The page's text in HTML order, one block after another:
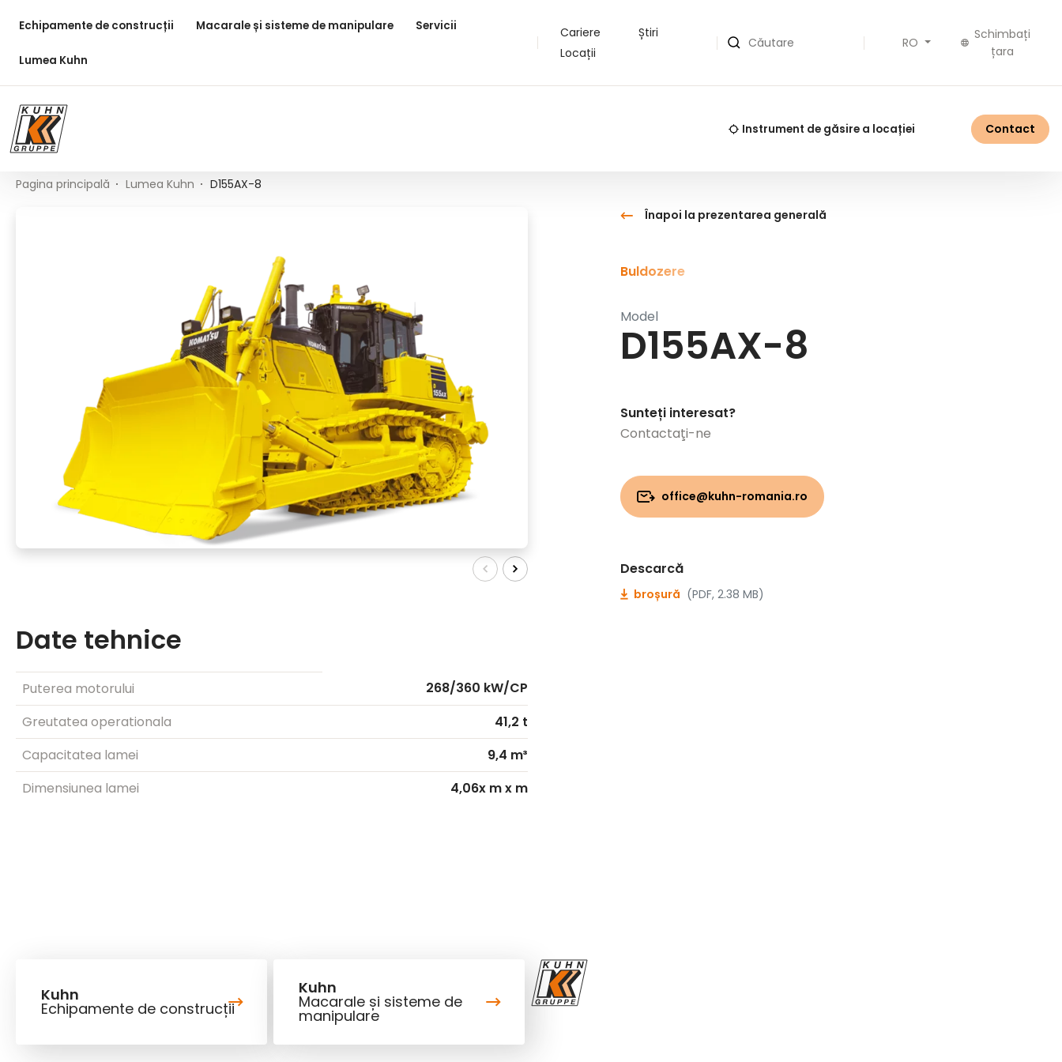
Conținut principal
Cuprins
Navigare principală
Echipamente de construcții Macarale și sisteme de manipulare Servicii
Lumea Kuhn
Cariere
Știri
Locații
Căutare RO
Schimbați
țara
Instrument de găsire a locației Contact
Pagina principală Lumea Kuhn D155AX-8
Date tehnice
Puterea motorului
268/360 kW/CP
Greutatea operationala
41,2 t
Capacitatea lamei
9,4 m³
Dimensiunea lamei
4,06x m x m
Înapoi la prezentarea generală
Buldozere
Model
D155AX-8
Sunteți interesat?
Contactaţi-ne
office@kuhn-romania.ro
Descarcă
broșură (PDF, 2.38 MB)
Kuhn
Echipamente de construcții
Kuhn
Macarale și sisteme de
manipulare